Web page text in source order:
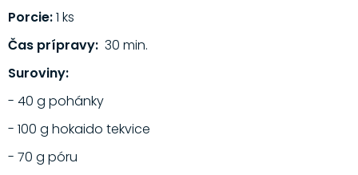
Porcie:1 ks
Čas prípravy: 30 min.
Suroviny:
- 40 g pohánky
- 100 g hokaido tekvice
- 70 g póru